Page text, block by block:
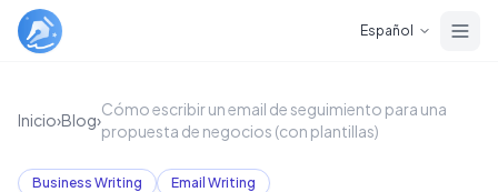
Español
Inicio›Blog›
Cómo escribir un email de seguimiento para una
propuesta de negocios (con plantillas)
Business Writing
Email Writing